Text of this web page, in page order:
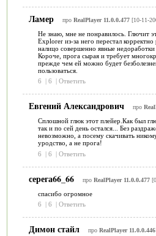
Ламер про RealPlayer 11.0.0.477[10-11-
Не знаю, мне не понравилось. Глючит
Explorer из-за него перестал
налицо совершенно явные
Короче, прога сырая и требует
прежде чем ей можно будет
пользоваться.
6
| 6 | Ответить
Евгений Александрович про
Сплошной глюк этот плейер.Как был
так и по сей день остался... Без
невозможно, а посему скачивать
уродство, а не прога!
6
| 6 | Ответить
серега66_66 про RealPlayer 11.0.0.477
спасибо огромное
6
| 6 | Ответить
Димон стайл про RealPlayer 11.0.0.446